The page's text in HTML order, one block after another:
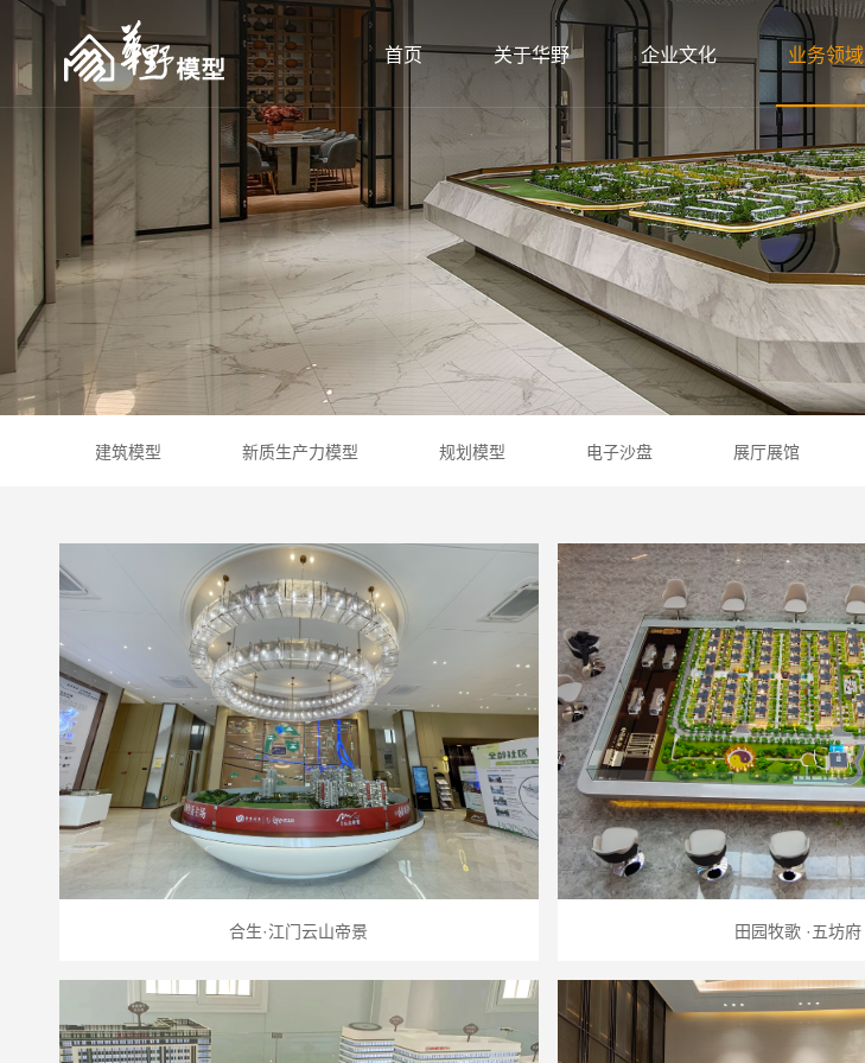
首页 关于华野 企业文化 业务领域
建筑模型 新质生产力模型 规划模型 电子沙盘 展厅展馆
合生·江门云山帝景 田园牧歌 ·五坊府